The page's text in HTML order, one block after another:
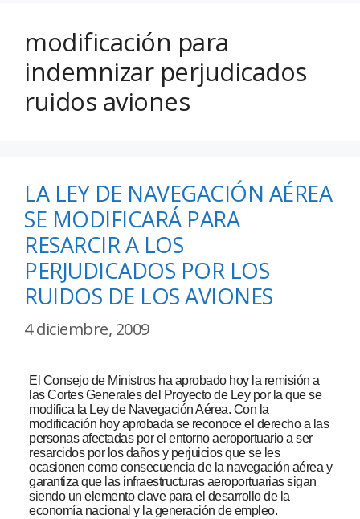
modificación para
indemnizar perjudicados
ruidos aviones
LA LEY DE NAVEGACIÓN AÉREA
SE MODIFICARÁ PARA
RESARCIR A LOS
PERJUDICADOS POR LOS
RUIDOS DE LOS AVIONES
4 diciembre, 2009
El Consejo de Ministros ha aprobado hoy la remisión a
las Cortes Generales del Proyecto de Ley por la que se
modifica la Ley de Navegación Aérea. Con la
modificación hoy aprobada se reconoce el derecho a las
personas afectadas por el entorno aeroportuario a ser
resarcidos por los daños y perjuicios que se les
ocasionen como consecuencia de la navegación aérea y
garantiza que las infraestructuras aeroportuarias sigan
siendo un elemento clave para el desarrollo de la
economía nacional y la generación de empleo.